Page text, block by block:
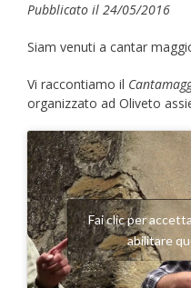
Pubblicato il 24/05/2016
Siam venuti a cantar
Vi raccontiamo il
organizzato ad Oliveto
Fai clic per
abilitare